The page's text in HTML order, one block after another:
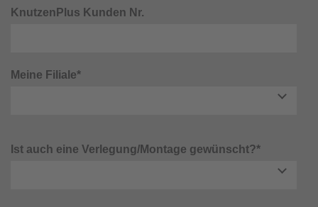
KnutzenPlus Kunden Nr.
Meine Filiale*
Ist auch eine Verlegung/Montage gewünscht?*